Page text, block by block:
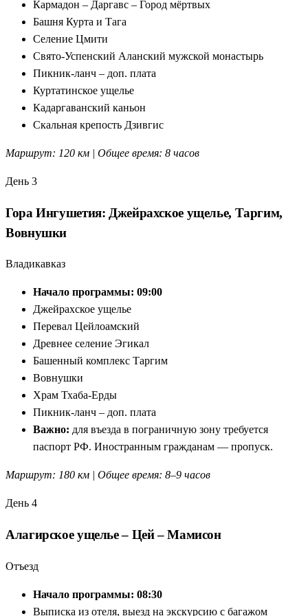
Кармадон – Даргавс – Город мёртвых
Башня Курта и Тага
Селение Цмити
Свято-Успенский Аланский мужской монастырь
Пикник-ланч – доп. плата
Куртатинское ущелье
Кадаргаванский каньон
Скальная крепость Дзивгис
Маршрут: 120 км | Общее время: 8 часов
День 3
Гора Ингушетия: Джейрахское ущелье, Таргим,
Вовнушки
Владикавказ
Начало программы: 09:00
Джейрахское ущелье
Перевал Цейлоамский
Древнее селение Эгикал
Башенный комплекс Таргим
Вовнушки
Храм Тхаба-Ерды
Пикник-ланч – доп. плата
Важно: для въезда в пограничную зону требуется
паспорт РФ. Иностранным гражданам — пропуск.
Маршрут: 180 км | Общее время: 8–9 часов
День 4
Алагирское ущелье – Цей – Мамисон
Отъезд
Начало программы: 08:30
Выписка из отеля, выезд на экскурсию с багажом